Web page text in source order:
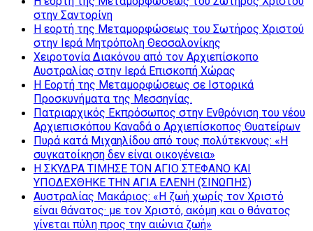
στην Σαντορίνη
Η εορτή της Μεταμορφώσεως του Σωτήρος Χριστού
στην Ιερά Μητρόπολη Θεσσαλονίκης
Χειροτονία Διακόνου από τον Αρχιεπίσκοπο
Αυστραλίας στην Ιερά Επισκοπή Χώρας
Η Εορτή της Μεταμορφώσεως σε Ιστορικά
Προσκυνήματα της Μεσσηνίας.
Πατριαρχικός Εκπρόσωπος στην Ενθρόνιση του νέου
Αρχιεπισκόπου Καναδά ο Αρχιεπίσκοπος Θυατείρων
Πυρά κατά Μιχαηλίδου από τους πολύτεκνους: «Η
συγκατοίκηση δεν είναι οικογένεια»
Η ΣΚΥΔΡΑ ΤΙΜΗΣΕ ΤΟΝ ΑΓΙΟ ΣΤΕΦΑΝΟ ΚΑΙ
ΥΠΟΔΕΧΘΗΚΕ ΤΗΝ ΑΓΙΑ ΕΛΕΝΗ (ΣΙΝΩΠΗΣ)
Αυστραλίας Μακάριος: «Η ζωή χωρίς τον Χριστό
είναι θάνατος· με τον Χριστό, ακόμη και ο θάνατος
γίνεται πύλη προς την αιώνια ζωή»